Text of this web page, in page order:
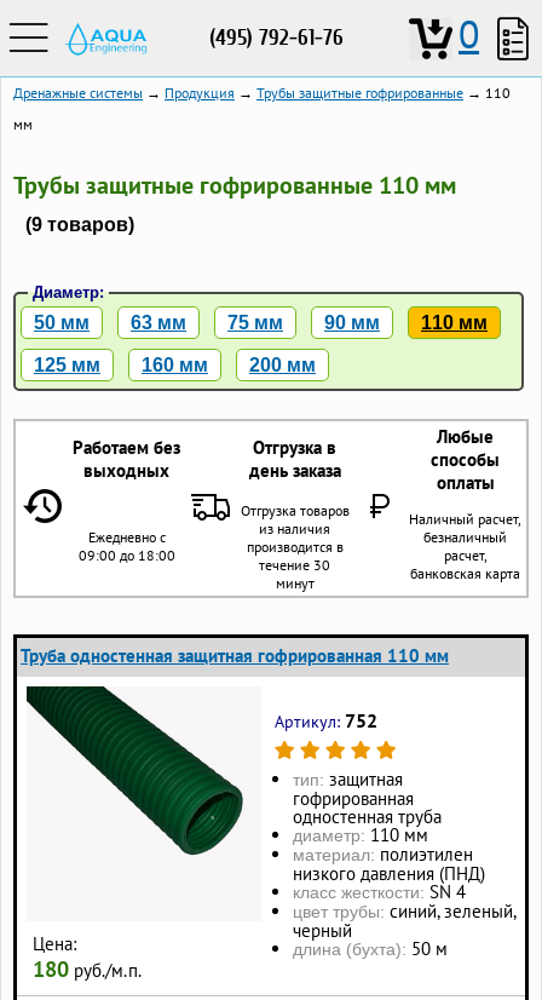
(495) 792-61-76 0
Дренажные системы → Продукция → Трубы защитные гофрированные → 110
мм
Трубы защитные гофрированные 110 мм
(9 товаров)
Диаметр:
50 мм 63 мм 75 мм 90 мм 110 мм
125 мм 160 мм 200 мм
Работаем без
выходных
Отгрузка в
день заказа
Любые
способы
оплаты
Ежедневно с
09:00 до 18:00
Отгрузка товаров
из наличия
производится в
течение 30
минут
Наличный расчет,
безналичный
расчет,
банковская карта
Труба одностенная защитная гофрированная 110 мм
Цена:
180 руб./м.п.
Артикул: 752
тип: защитная
гофрированная
одностенная труба
диаметр: 110 мм
материал: полиэтилен
низкого давления (ПНД)
класс жесткости: SN 4
цвет трубы: синий, зеленый,
черный
длина (бухта): 50 м